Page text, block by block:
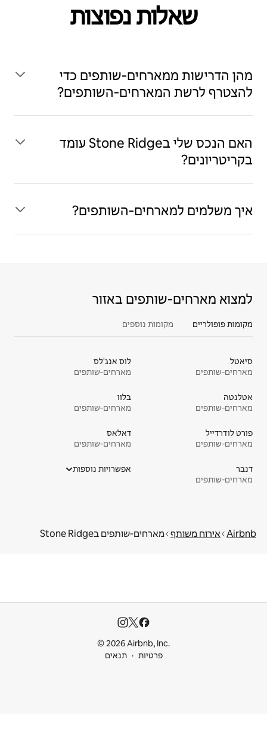
שאלות נפוצות
מהן הדרישות ממארחים‑שותפים כדי
להצטרף לרשת המארחים‑השותפים?
האם הנכס שלי בStone Ridge עומד
בקריטריונים?
איך משלמים למארחים‑השותפים?
למצוא מארחים‑שותפים באזור
מקומות פופולריים מקומות נוספים
סיאטל
מארחים‑שותפים
לוס אנג'לס
מארחים‑שותפים
אטלנטה
מארחים‑שותפים
בלוו
מארחים‑שותפים
פורט לודרדייל
מארחים‑שותפים
דאלאס
מארחים‑שותפים
דנבר
מארחים‑שותפים
אפשרויות נוספות
Airbnb אירוח משותף מארחים‑שותפים בStone Ridge
© 2026 Airbnb, Inc.
פרטיות
תנאים